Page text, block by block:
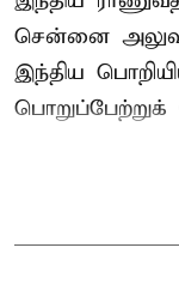
சென்னை
இந்திய